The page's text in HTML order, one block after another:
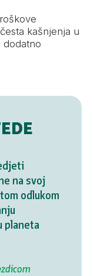
kašnjenja u
dodatno